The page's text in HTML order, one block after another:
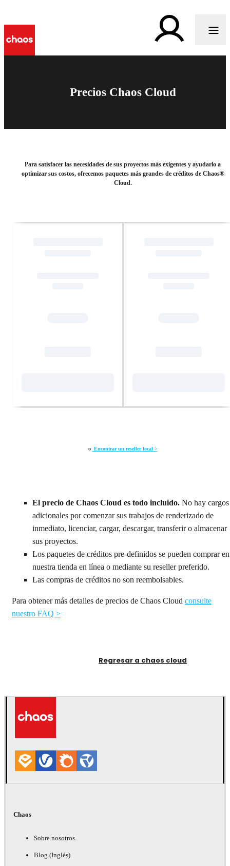
Precios Chaos Cloud
Para satisfacer las necesidades de sus proyectos más exigentes y ayudarlo a
optimizar sus costos, ofrecemos paquetes más grandes de créditos de Chaos®
Cloud.
o Encontrar un reseller local >
El precio de Chaos Cloud es todo incluido. No hay cargos
adicionales por comenzar sus trabajos de renderizado de
inmediato, licenciar, cargar, descargar, transferir o almacenar
sus proyectos.
Los paquetes de créditos pre-definidos se pueden comprar en
nuestra tienda en línea o mediante su reseller preferido.
Las compras de créditos no son reembolsables.
Para obtener más detalles de precios de Chaos Cloud consulte
nuestro FAQ >
Regresar a chaos cloud
Chaos
Sobre nosotros
Blog (Inglés)